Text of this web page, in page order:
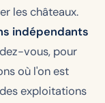
les châteaux.
indépendants
vous, pour
où l'on est
exploitations